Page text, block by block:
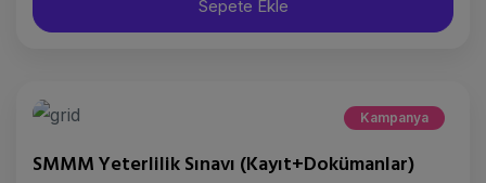
Sepete Ekle
Kampanya
SMMM Yeterlilik Sınavı (Kayıt+Dokümanlar)